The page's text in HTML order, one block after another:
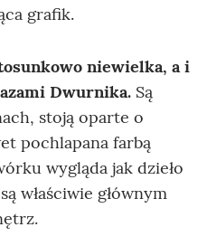
grafik.
niewielka, a i
Dwurnika. Są
stoją oparte o
pochlapana farbą
wygląda jak dzieło
właściwie głównym